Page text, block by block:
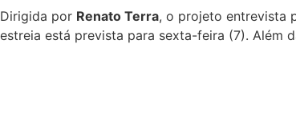
Dirigida por Renato Terra, o projeto entrevista
estreia está prevista para sexta-feira (7). Além